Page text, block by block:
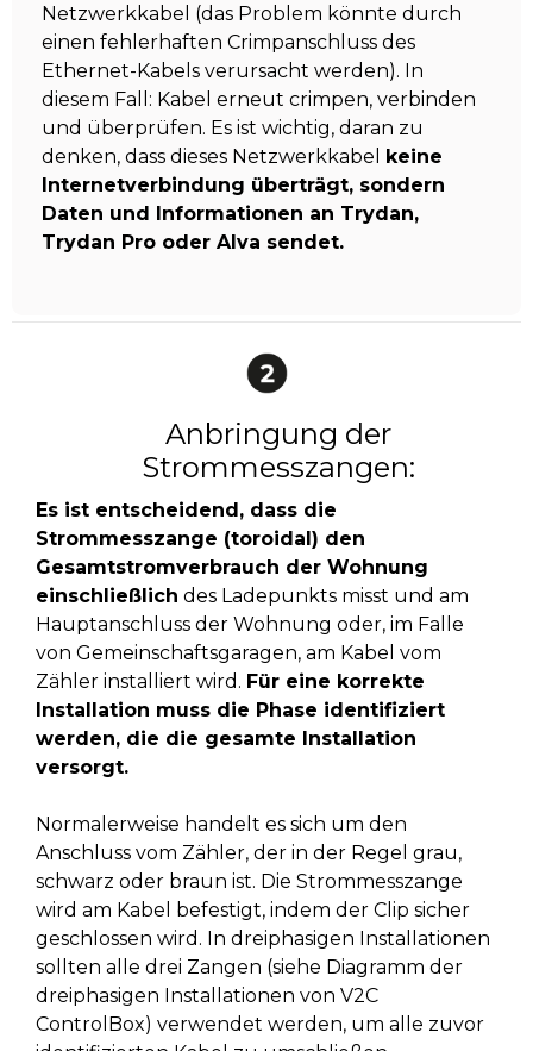
Netzwerkkabel (das Problem könnte durch
einen fehlerhaften Crimpanschluss des
Ethernet-Kabels verursacht werden). In
diesem Fall: Kabel erneut crimpen, verbinden
und überprüfen. Es ist wichtig, daran zu
denken, dass dieses Netzwerkkabel keine
Internetverbindung überträgt, sondern
Daten und Informationen an Trydan,
Trydan Pro oder Alva sendet.
Anbringung der
Strommesszangen:
Es ist entscheidend, dass die
Strommesszange (toroidal) den
Gesamtstromverbrauch der Wohnung
einschließlich des Ladepunkts misst und am
Hauptanschluss der Wohnung oder, im Falle
von Gemeinschaftsgaragen, am Kabel vom
Zähler installiert wird. Für eine korrekte
Installation muss die Phase identifiziert
werden, die die gesamte Installation
versorgt.
Normalerweise handelt es sich um den
Anschluss vom Zähler, der in der Regel grau,
schwarz oder braun ist. Die Strommesszange
wird am Kabel befestigt, indem der Clip sicher
geschlossen wird. In dreiphasigen Installationen
sollten alle drei Zangen (siehe Diagramm der
dreiphasigen Installationen von V2C
ControlBox) verwendet werden, um alle zuvor